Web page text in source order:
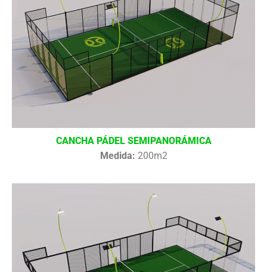
CANCHA PÁDEL SEMIPANORÁMICA
Medida: 200m2